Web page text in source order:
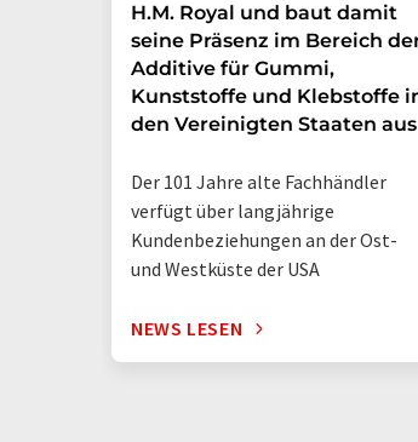
H.M. Royal und baut damit
seine Präsenz im Bereich
Additive für Gummi,
Kunststoffe und Klebstoffe
den Vereinigten Staaten aus
Der 101 Jahre alte Fachhändler
verfügt über langjährige
Kundenbeziehungen an der Ost-
und Westküste der USA
NEWS LESEN